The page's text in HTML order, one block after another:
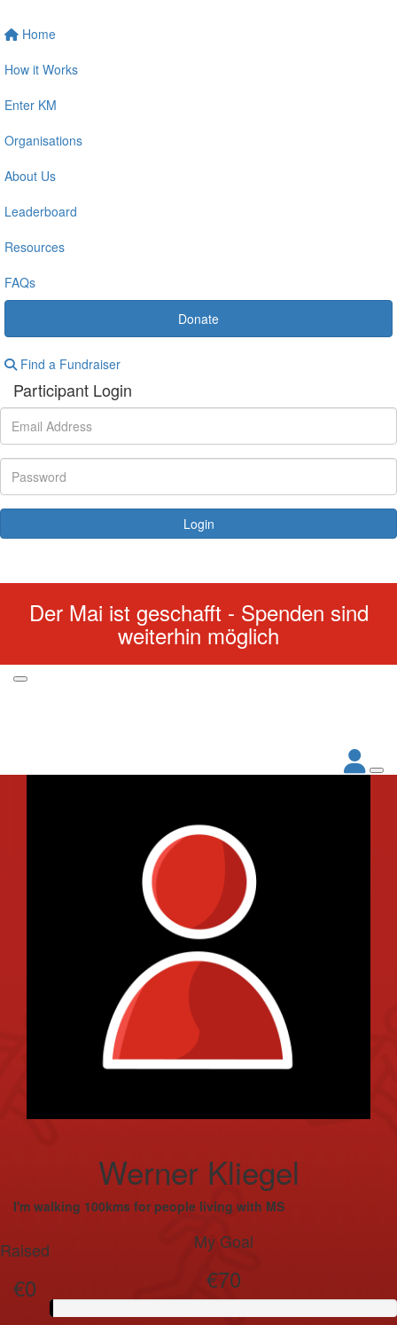
Home
How it Works
Enter KM
Organisations
About Us
Leaderboard
Resources
FAQs
Donate
Find a Fundraiser
Participant Login
Login
Der Mai ist geschafft - Spenden sind
weiterhin möglich
Werner Kliegel
I'm walking 100kms for people living with MS
Raised
€0
My Goal
€70